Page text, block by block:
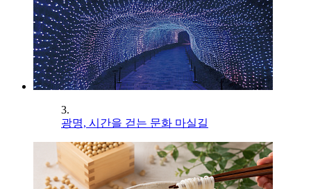
3.
광명, 시간을 걷는 문화 마실길